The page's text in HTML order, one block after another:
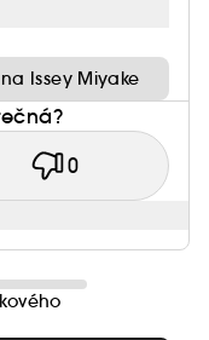
Issey Miyake
0